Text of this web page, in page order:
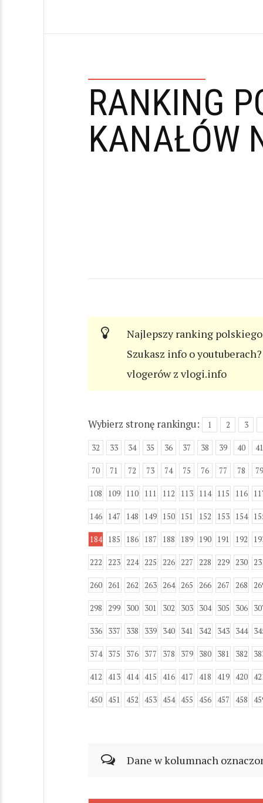
RANKING
KANAŁÓW
Najlepszy ranking
Szukasz info o
vlogerów z vlogi.info
Wybierz stronę rankingu: 1 2 3
32 33 34 35 36 37 38 39 40 41
70 71 72 73 74 75 76 77 78 79
108 109 110 111 112 113 114 115 116
146 147 148 149 150 151 152 153 154
184 185 186 187 188 189 190 191 192
222 223 224 225 226 227 228 229 230
260 261 262 263 264 265 266 267 268
298 299 300 301 302 303 304 305 306
336 337 338 339 340 341 342 343 344
374 375 376 377 378 379 380 381 382
412 413 414 415 416 417 418 419 420
450 451 452 453 454 455 456 457 458
Dane w kolumnach